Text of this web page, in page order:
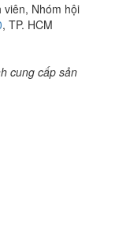
viên, Nhóm hội
, TP. HCM
cung cấp sản